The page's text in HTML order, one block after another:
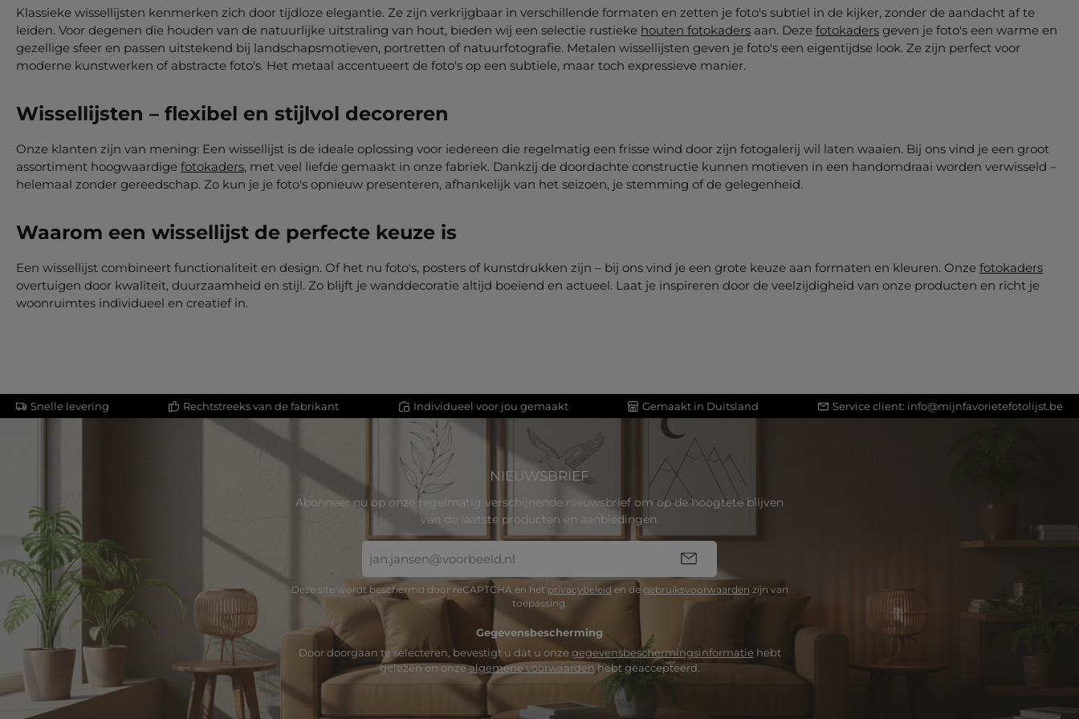
Klassieke wissellijsten kenmerken zich door tijdloze elegantie. Ze zijn verkrijgbaar in verschillende formaten en zetten je foto's subtiel in de kijker, zonder de aandacht af te
leiden. Voor degenen die houden van de natuurlijke uitstraling van hout, bieden wij een selectie rustieke houten fotokaders aan. Deze fotokaders geven je foto's een warme en
gezellige sfeer en passen uitstekend bij landschapsmotieven, portretten of natuurfotografie. Metalen wissellijsten geven je foto's een eigentijdse look. Ze zijn perfect voor
moderne kunstwerken of abstracte foto's. Het metaal accentueert de foto's op een subtiele, maar toch expressieve manier.
Wissellijsten – flexibel en stijlvol decoreren
Onze klanten zijn van mening: Een wissellijst is de ideale oplossing voor iedereen die regelmatig een frisse wind door zijn fotogalerij wil laten waaien. Bij ons vind je een groot
assortiment hoogwaardige fotokaders, met veel liefde gemaakt in onze fabriek. Dankzij de doordachte constructie kunnen motieven in een handomdraai worden verwisseld –
helemaal zonder gereedschap. Zo kun je je foto's opnieuw presenteren, afhankelijk van het seizoen, je stemming of de gelegenheid.
Waarom een wissellijst de perfecte keuze is
Een wissellijst combineert functionaliteit en design. Of het nu foto's, posters of kunstdrukken zijn – bij ons vind je een grote keuze aan formaten en kleuren. Onze fotokaders
overtuigen door kwaliteit, duurzaamheid en stijl. Zo blijft je wanddecoratie altijd boeiend en actueel. Laat je inspireren door de veelzijdigheid van onze producten en richt je
woonruimtes individueel en creatief in.
Snelle levering Rechtstreeks van de fabrikant Individueel voor jou gemaakt Gemaakt in Duitsland Service client: info@mijnfavorietefotolijst.be
NIEUWSBRIEF
Abonneer nu op onze regelmatig verschijnende nieuwsbrief om op de hoogtete blijven
van de laatste producten en aanbiedingen.
mailadres
*
Deze site wordt beschermd door reCAPTCHA en het privacybeleid en de gebruiksvoorwaarden zijn van
toepassing.
Gegevensbescherming
Door doorgaan te selecteren, bevestigt u dat u onze gegevensbeschermingsinformatie hebt
gelezen en onzealgemene voorwaarden hebt geaccepteerd.